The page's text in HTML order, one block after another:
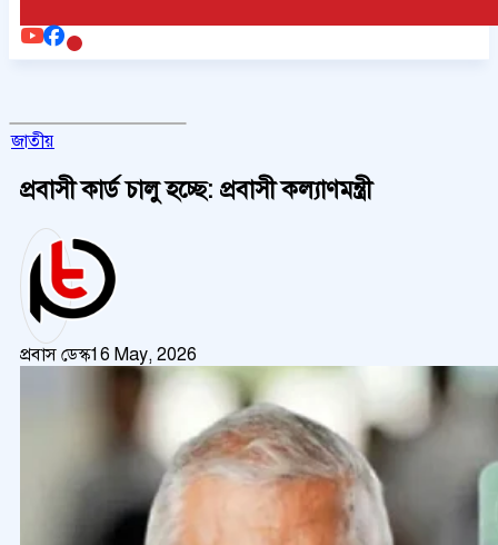
জাতীয়
প্রবাসী কার্ড চালু হচ্ছে: প্রবাসী কল্যাণমন্ত্রী
প্রবাস ডেস্ক16 May, 2026